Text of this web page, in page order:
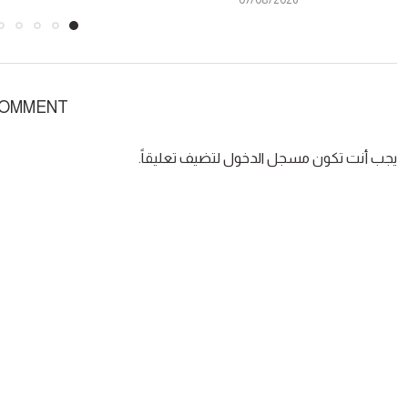
يجب أنت تكون مسجل الدخول لتضيف تعليقاً.